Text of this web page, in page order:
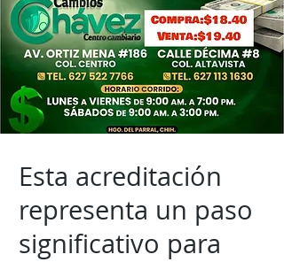
Esta acreditación
representa un paso
significativo para